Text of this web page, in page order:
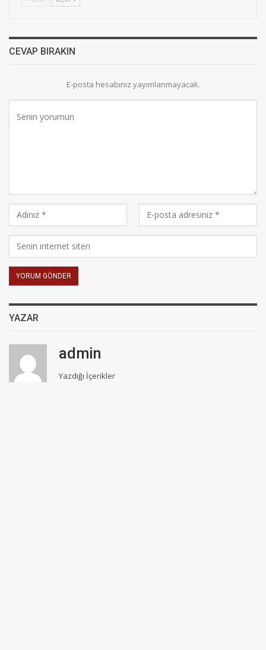
CEVAP BIRAKIN
E-posta hesabınız yayımlanmayacak.
YAZAR
admin
Yazdığı İçerikler